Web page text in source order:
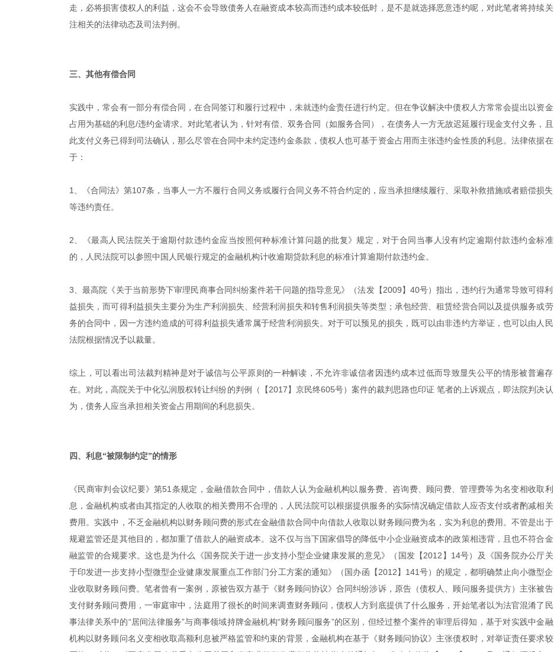
走，必将损害债权人的利益，这会不会导致债务人在融资成本较高而违约成本较低时，是不是就选择恶意违约呢，对此笔者将持续关
注相关的法律动态及司法判例。
三、其他有偿合同
实践中，常会有一部分有偿合同，在合同签订和履行过程中，未就违约金责任进行约定。但在争议解决中债权人方常常会提出以资金
占用为基础的利息/违约金请求。对此笔者认为，针对有偿、双务合同（如服务合同），在债务人一方无故迟延履行现金支付义务，且
此支付义务已得到司法确认，那么尽管在合同中未约定违约金条款，债权人也可基于资金占用而主张违约金性质的利息。法律依据在
于：
1、《合同法》第107条，当事人一方不履行合同义务或履行合同义务不符合约定的，应当承担继续履行、采取补救措施或者赔偿损失
等违约责任。
2、《最高人民法院关于逾期付款违约金应当按照何种标准计算问题的批复》规定，对于合同当事人没有约定逾期付款违约金标准
的，人民法院可以参照中国人民银行规定的金融机构计收逾期贷款利息的标准计算逾期付款违约金。
3、最高院《关于当前形势下审理民商事合同纠纷案件若干问题的指导意见》（法发【2009】40号）指出，违约行为通常导致可得利
益损失，而可得利益损失主要分为生产利润损失、经营利润损失和转售利润损失等类型；承包经营、租赁经营合同以及提供服务或劳
务的合同中，因一方违约造成的可得利益损失通常属于经营利润损失。对于可以预见的损失，既可以由非违约方举证，也可以由人民
法院根据情况予以裁量。
综上，可以看出司法裁判精神是对于诚信与公平原则的一种解读，不允许非诚信者因违约成本过低而导致显失公平的情形被普遍存
在。对此，高院关于中化弘润股权转让纠纷的判例（【2017】京民终605号）案件的裁判思路也印证 笔者的上诉观点，即法院判决认
为，债务人应当承担相关资金占用期间的利息损失。
四、利息“被限制约定”的情形
《民商审判会议纪要》第51条规定，金融借款合同中，借款人认为金融机构以服务费、咨询费、顾问费、管理费等为名变相收取利
息，金融机构或者由其指定的人收取的相关费用不合理的，人民法院可以根据提供服务的实际情况确定借款人应否支付或者酌减相关
费用。实践中，不乏金融机构以财务顾问费的形式在金融借款合同中向借款人收取以财务顾问费为名，实为利息的费用。不管是出于
规避监管还是其他目的，都加重了借款人的融资成本。这不仅与当下国家倡导的降低中小企业融资成本的政策相违背，且也不符合金
融监管的合规要求。这也是为什么《国务院关于进一步支持小型企业健康发展的意见》（国发【2012】14号）及《国务院办公厅关
于印发进一步支持小型微型企业健康发展重点工作部门分工方案的通知》（国办函【2012】141号）的规定，都明确禁止向小微型企
业收取财务顾问费。笔者曾有一案例，原被告双方基于《财务顾问协议》合同纠纷涉诉，原告（债权人、顾问服务提供方）主张被告
支付财务顾问费用，一审庭审中，法庭用了很长的时间来调查财务顾问，债权人方到底提供了什么服务，开始笔者以为法官混淆了民
事法律关系中的“居间法律服务”与商事领域持牌金融机构“财务顾问服务”的区别，但经过整个案件的审理后得知，基于对实践中金融
机构以财务顾问名义变相收取高额利息被严格监管和约束的背景，金融机构在基于《财务顾问协议》主张债权时，对举证责任要求较